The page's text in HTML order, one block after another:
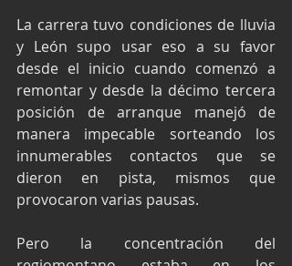
La carrera tuvo condiciones de lluvia
y León supo usar eso a su favor
desde el inicio cuando comenzó a
remontar y desde la décimo tercera
posición de arranque manejó de
manera impecable sorteando los
innumerables contactos que se
dieron en pista, mismos que
provocaron varias pausas.
Pero la concentración del